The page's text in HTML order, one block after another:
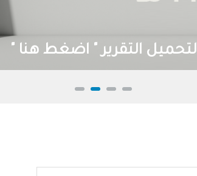
لتحميل التقرير " اضغط هنا "